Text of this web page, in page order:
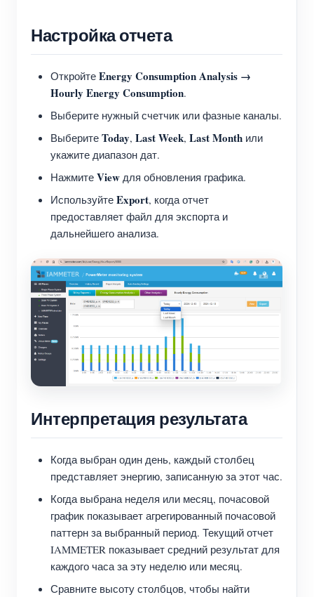
Настройка отчета
Откройте Energy Consumption Analysis →
Hourly Energy Consumption.
Выберите нужный счетчик или фазные каналы.
Выберите Today, Last Week, Last Month или
укажите диапазон дат.
Нажмите View для обновления графика.
Используйте Export, когда отчет
предоставляет файл для экспорта и
дальнейшего анализа.
Интерпретация результата
Когда выбран один день, каждый столбец
представляет энергию, записанную за этот час.
Когда выбрана неделя или месяц, почасовой
график показывает агрегированный почасовой
паттерн за выбранный период. Текущий отчет
IAMMETER показывает средний результат для
каждого часа за эту неделю или месяц.
Сравните высоту столбцов, чтобы найти